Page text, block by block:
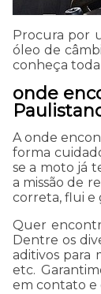
Procura por
óleo de
conheça
onde
A onde
forma
se a moto já
a missão de
correta, flui e
Quer
Dentre os
aditivos para
etc.
em contato e